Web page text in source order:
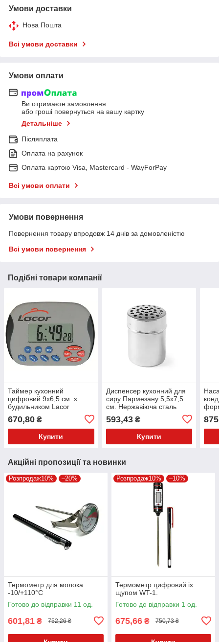
Умови доставки
Нова Пошта
Всі умови доставки
Умови оплати
Ви отримаєте замовлення
або гроші повернуться на вашу картку
Детальніше
Післяплата
Оплата на рахунок
Оплата картою Visa, Mastercard - WayForPay
Всі умови оплати
Умови повернення
Повернення товару впродовж 14 днів за домовленістю
Всі умови повернення
Подібні товари компанії
Таймер кухонний
цифровий 9х6,5 см. з
будильником Lacor
670,80 ₴
Купити
Диспенсер кухонний для
сиру Пармезану 5,5х7,5
см. Нержавіюча сталь
593,43₴
Купити
Акційні пропозиції та новинки
Розпродаж10% –20%
Термометр для молока
-10/+110°C
Готово до відправки 11 од.
601,81 ₴ 752,26 ₴
Розпродаж10% –10%
Термометр цифровий із
щупом WT-1.
Готово до відправки 1 од.
675,66 ₴ 750,73 ₴